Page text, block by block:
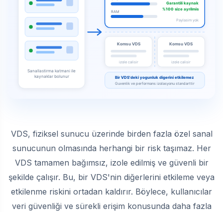
VDS, fiziksel sunucu üzerinde birden fazla özel sanal
sunucunun olmasında herhangi bir risk taşımaz. Her
VDS tamamen bağımsız, izole edilmiş ve güvenli bir
şekilde çalışır. Bu, bir VDS'nin diğerlerini etkileme veya
etkilenme riskini ortadan kaldırır. Böylece, kullanıcılar
veri güvenliği ve sürekli erişim konusunda daha fazla